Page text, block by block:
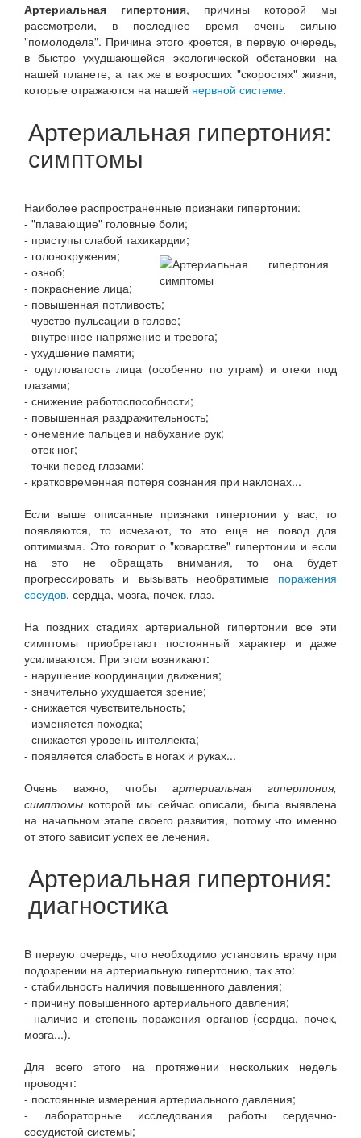
Артериальная гипертония, причины которой мы
рассмотрели, в последнее время очень сильно
"помолодела". Причина этого кроется, в первую очередь,
в быстро ухудшающейся экологической обстановки на
нашей планете, а так же в возросших "скоростях" жизни,
которые отражаются на нашей нервной системе.
Артериальная гипертония:
симптомы
Наиболее распространенные признаки гипертонии:
- "плавающие" головные боли;
- приступы слабой тахикардии;
- головокружения;
- озноб;
- покраснение лица;
- повышенная потливость;
- чувство пульсации в голове;
- внутреннее напряжение и тревога;
- ухудшение памяти;
- одутловатость лица (особенно по утрам) и отеки под
глазами;
- снижение работоспособности;
- повышенная раздражительность;
- онемение пальцев и набухание рук;
- отек ног;
- точки перед глазами;
- кратковременная потеря сознания при наклонах...
Если выше описанные признаки гипертонии у вас, то
появляются, то исчезают, то это еще не повод для
оптимизма. Это говорит о "коварстве" гипертонии и если
на это не обращать внимания, то она будет
прогрессировать и вызывать необратимые поражения
сосудов, сердца, мозга, почек, глаз.
На поздних стадиях артериальной гипертонии все эти
симптомы приобретают постоянный характер и даже
усиливаются. При этом возникают:
- нарушение координации движения;
- значительно ухудшается зрение;
- снижается чувствительность;
- изменяется походка;
- снижается уровень интеллекта;
- появляется слабость в ногах и руках...
Очень важно, чтобы артериальная гипертония,
симптомы которой мы сейчас описали, была выявлена
на начальном этапе своего развития, потому что именно
от этого зависит успех ее лечения.
Артериальная гипертония:
диагностика
В первую очередь, что необходимо установить врачу при
подозрении на артериальную гипертонию, так это:
- стабильность наличия повышенного давления;
- причину повышенного артериального давления;
- наличие и степень поражения органов (сердца, почек,
мозга...).
Для всего этого на протяжении нескольких недель
проводят:
- постоянные измерения артериального давления;
- лабораторные исследования работы сердечно-
сосудистой системы;